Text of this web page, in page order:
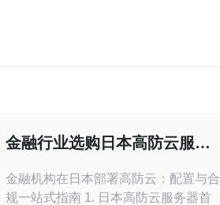
金融行业选购日本高防云服务
金融机构在日本部署高防云：配置与合
规一站式指南 1. 日本高防云服务器首